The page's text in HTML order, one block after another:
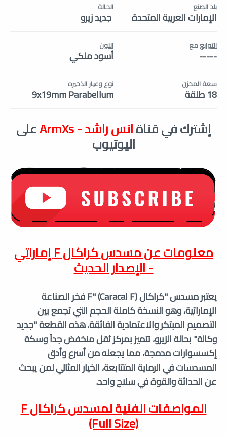
بلد الصنع
الإمارات العربية المتحدة
الحالة
جديد زيرو
التوابعمع
-----
اللون
أسود ملكي
سعة المخزن
18 طلقة
نوع وعيار الذخيره
9x19mm Parabellum
إشترك في قناةانس راشد - ArmXs على
اليوتيوب
معلومات عن مسدس كراكال F إماراتي
- الإصدار الحديث
يعتبر مسدس "كراكال F" (Caracal F) فخر الصناعة
الإماراتية، وهو النسخة كاملة الحجم التي تجمع بين
التصميم المبتكر والاعتمادية الفائقة. هذه القطعة "جديد
وكالة" بحالة الزيرو، تتميز بمركز ثقل منخفض جداً وسكة
إكسسوارات مدمجة، مما يجعله من أسرع وأدق
المسدسات في الرماية المتتابعة، الخيار المثالي لمن يبحث
عن الحداثة والقوة في سلاح واحد.
المواصفات الفنية لمسدس كراكال F
(Full Size)